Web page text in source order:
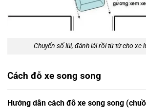
Chuyển số lùi, đánh lái rồi từ từ cho xe
Cách đỗ xe song song
Hướng dẫn cách đỗ xe song song